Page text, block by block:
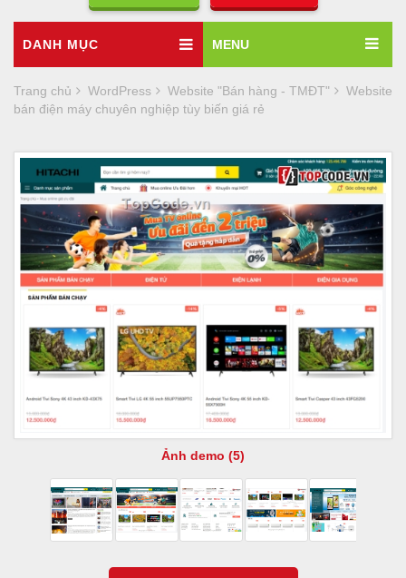
DANH MỤC MENU
Trang chủ WordPress Website "Bán hàng - TMĐT"
Website
bán điện máy chuyên nghiệp tùy biến giá rẻ
Ảnh demo (5)